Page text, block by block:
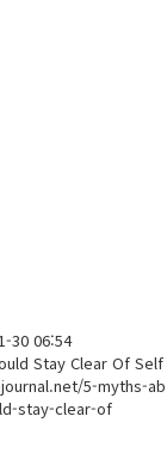
30 06:54
Stay Clear Of Self
5-myths-ab
stay-clear-of